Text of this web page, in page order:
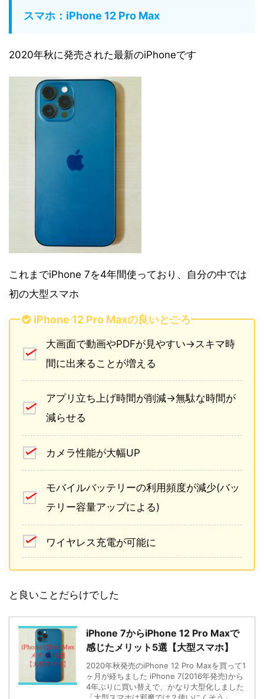
スマホ：iPhone 12 Pro Max
2020年秋に発売された最新のiPhoneです
これまでiPhone 7を4年間使っており、自分の中では
初の大型スマホ
iPhone 12 Pro Maxの良いところ
大画面で動画やPDFが見やすい→スキマ時
間に出来ることが増える
アプリ立ち上げ時間が削減→無駄な時間が
減らせる
カメラ性能が大幅UP
モバイルバッテリーの利用頻度が減少(バッ
テリー容量アップによる)
ワイヤレス充電が可能に
と良いことだらけでした
iPhone 7からiPhone 12 Pro Maxで
感じたメリット5選【大型スマホ】
2020年秋発売のiPhone 12 Pro Maxを買って1
ヶ月が経ちました iPhone 7(2016年発売)から
4年ぶりに買い替えで、かなり大型化しました